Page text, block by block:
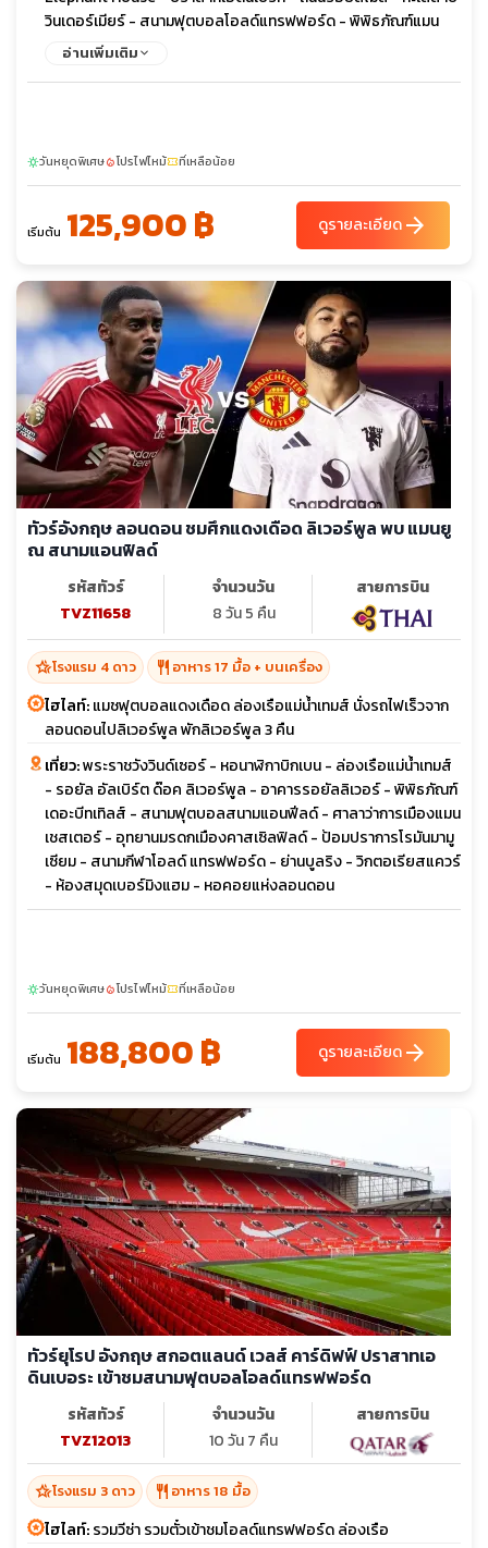
วินเดอร์เมียร์ - สนามฟุตบอลโอลด์แทรฟฟอร์ด - พิพิธภัณฑ์แมน
เชสเตอร์ยูไนเต็ด - เมืองสแตรทฟอร์ด อัพพอน เอวอน - บ้านเกิดวิล
เวสทมินส์เตอร์ - หอนาฬิกาบิ๊กเบน - ถนนดาวน์นิง - จตุรัสทราฟัล
การ์ - มหาวิหารเซนต์พอลส์ - สะพานทาวเวอร์บริดจ์ - พระราชวังบัก
กิ้งแฮม - ย่านไนท์บริดจ์
อ่านเพิ่มเติม
sunnyวันหยุดพิเศษlocal_fire_departmentโปรไฟไหม้confirmation_numberที่เหลือน้อย
เริ่มต้น 125,900 ฿ ดูรายละเอียดarrow_forward
ทัวร์อังกฤษ ลอนดอน ชมศึกแดงเดือด ลิเวอร์พูล พบ แมนยู
ณ สนามแอนฟิลด์
รหัสทัวร์
TVZ11658
จำนวนวัน
8 วัน 5 คืน
สายการบิน
hotel_classโรงแรม 4 ดาว restaurant อาหาร 17 มื้อ + บนเครื่อง
ไฮไลท์:แมชฟุตบอลแดงเดือด ล่องเรือแม่น้ำเทมส์ นั่งรถไฟเร็วจาก
ลอนดอนไปลิเวอร์พูล พักลิเวอร์พูล 3 คืน
เที่ยว:พระราชวังวินด์เซอร์ - หอนาฬิกาบิกเบน - ล่องเรือแม่น้ำเทมส์
- รอยัล อัลเบิร์ต ด๊อค ลิเวอร์พูล - อาคารรอยัลลิเวอร์ - พิพิธภัณฑ์
เดอะบีทเทิลส์ - สนามฟุตบอลสนามแอนฟีลด์ - ศาลาว่าการเมืองแมน
เชสเตอร์ - อุทยานมรดกเมืองคาสเซิลฟิลด์ - ป้อมปราการโรมันมามู
เซียม - สนามกีฬาโอลด์ แทรฟฟอร์ด - ย่านบูลริง - วิกตอเรียสแควร์
- ห้องสมุดเบอร์มิงแฮม - หอคอยแห่งลอนดอน
sunnyวันหยุดพิเศษlocal_fire_departmentโปรไฟไหม้confirmation_numberที่เหลือน้อย
เริ่มต้น 188,800 ฿ ดูรายละเอียดarrow_forward
ทัวร์ยุโรป อังกฤษ สกอตแลนด์ เวลส์ คาร์ดิฟฟ์ ปราสาทเอ
ดินเบอระ เข้าชมสนามฟุตบอลโอลด์แทรฟฟอร์ด
รหัสทัวร์
TVZ12013
จำนวนวัน
10 วัน 7 คืน
สายการบิน
hotel_classโรงแรม 3 ดาว restaurant อาหาร 18 มื้อ
ไฮไลท์:รวมวีซ่า รวมตั๋วเข้าชมโอลด์แทรฟฟอร์ด ล่องเรือ